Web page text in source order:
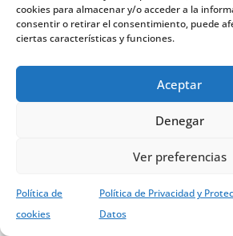
cookies para almacenar y/o acceder a la
consentir o retirar el consentimiento, puede
ciertas características y funciones.
Aceptar
Denegar
Ver preferencias
Política de
cookies
Política de Privacidad y
Datos
puedes ;)